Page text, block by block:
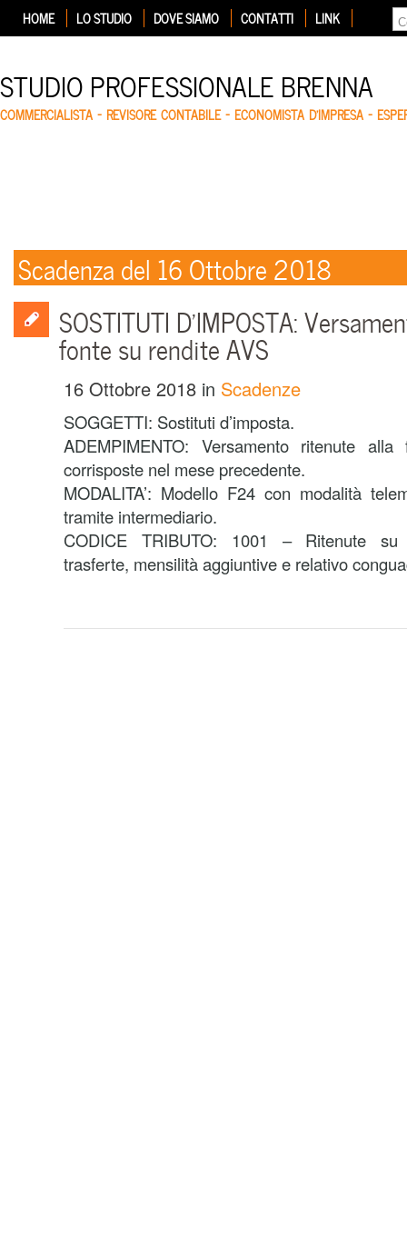
HOME LO STUDIO DOVE SIAMO CONTATTI LINK
STUDIO PROFESSIONALE BRENNA
COMMERCIALISTA – REVISORE CONTABILE – ECONOMISTA D'IMPRESA –
Scadenza del 16 Ottobre 2018
SOSTITUTI D’IMPOSTA:
fonte su rendite AVS
16 Ottobre 2018 in Scadenze
SOGGETTI: Sostituti d’imposta.
ADEMPIMENTO: Versamento ritenute
corrisposte nel mese precedente.
MODALITA’: Modello F24 con modalità
tramite intermediario.
CODICE TRIBUTO: 1001 – Ritenute su
trasferte, mensilità aggiuntive e relativo